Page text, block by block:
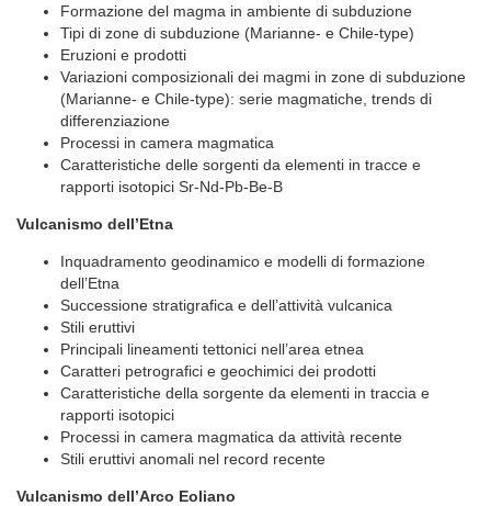
Formazione del magma in ambiente di subduzione
Tipi di zone di subduzione (Marianne- e Chile-type)
Eruzioni e prodotti
Variazioni composizionali dei magmi in zone di subduzione
(Marianne- e Chile-type): serie magmatiche, trends di
differenziazione
Processi in camera magmatica
Caratteristiche delle sorgenti da elementi in tracce e
rapporti isotopici Sr-Nd-Pb-Be-B
Vulcanismo dell’Etna
Inquadramento geodinamico e modelli di formazione
dell’Etna
Successione stratigrafica e dell’attività vulcanica
Stili eruttivi
Principali lineamenti tettonici nell’area etnea
Caratteri petrografici e geochimici dei prodotti
Caratteristiche della sorgente da elementi in traccia e
rapporti isotopici
Processi in camera magmatica da attività recente
Stili eruttivi anomali nel record recente
Vulcanismo dell’Arco Eoliano